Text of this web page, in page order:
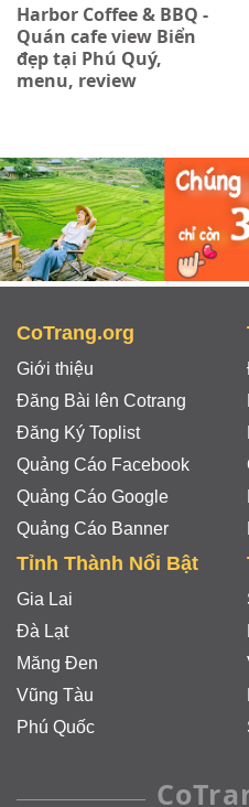
Harbor Coffee & BBQ -
Quán cafe view Biển
đẹp tại Phú Quý,
menu, review
CoTrang.org
Giới thiệu
Đăng Bài lên Cotrang
Đăng Ký Toplist
Quảng Cáo Facebook
Quảng Cáo Google
Quảng Cáo Banner
Tỉnh Thành Nổi Bật
Gia Lai
Đà Lạt
Măng Đen
Vũng Tàu
Phú Quốc